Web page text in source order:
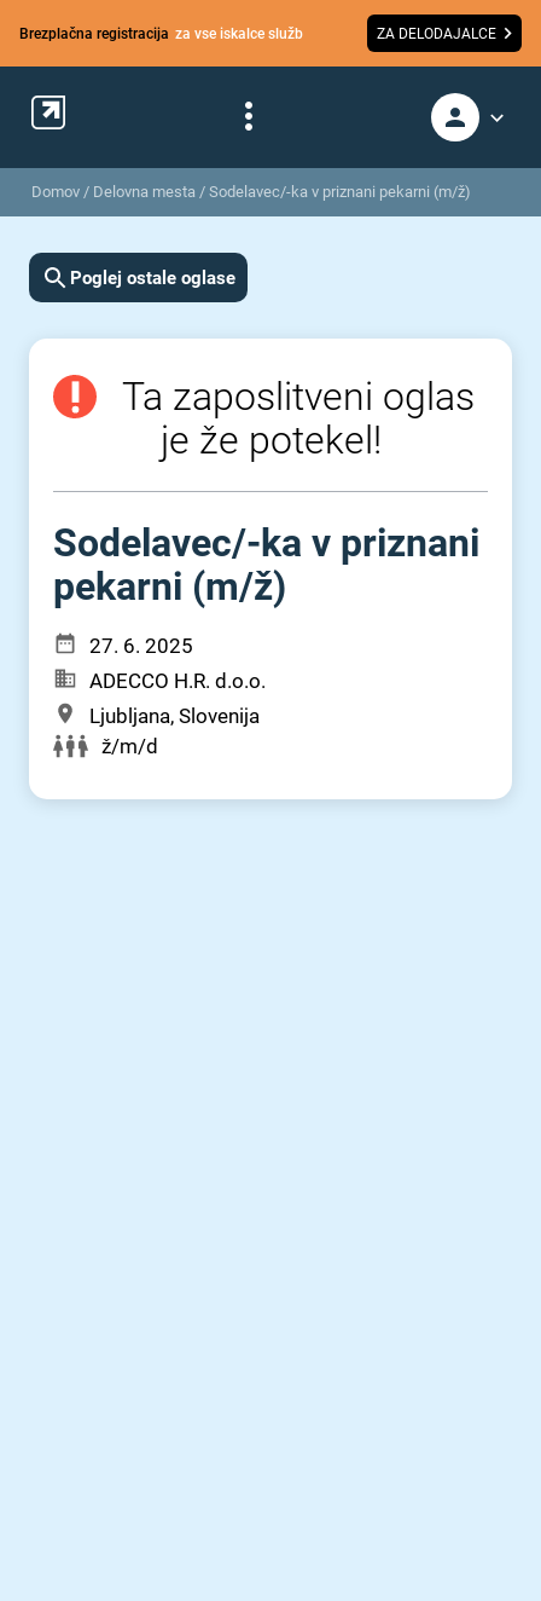
Brezplačna registracija za vse iskalce služb ZA DELODAJALCE
Domov / Delovna mesta / Sodelavec/-ka v priznani pekarni (m/ž)
Poglej ostale oglase
Ta zaposlitveni oglas
je že potekel!
Sodelavec⁠/⁠-ka v priznani
pekarni (m⁠/⁠ž)
27. 6. 2025
ADECCO H.R. d.o.o.
Ljubljana, Slovenija
ž/m/d